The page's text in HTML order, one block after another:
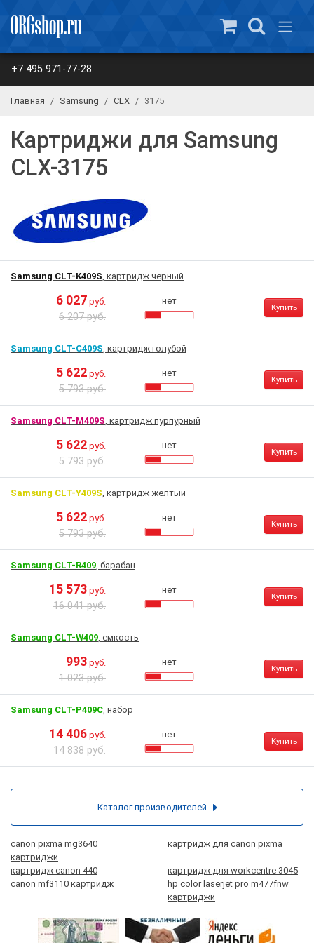
+7 495 971-77-28
Главная Samsung CLX 3175
Картриджи для Samsung
CLX-3175
Samsung CLT-K409S, картридж черный
6 027 руб.
6 207 руб.
нет
Купить
Samsung CLT-C409S, картридж голубой
5 622 руб.
5 793 руб.
нет
Купить
Samsung CLT-M409S, картридж пурпурный
5 622 руб.
5 793 руб.
нет
Купить
Samsung CLT-Y409S, картридж желтый
5 622 руб.
5 793 руб.
нет
Купить
Samsung CLT-R409, барабан
15 573 руб.
16 041 руб.
нет
Купить
Samsung CLT-W409, емкость
993 руб.
1 023 руб.
нет
Купить
Samsung CLT-P409C, набор
14 406 руб.
14 838 руб.
нет
Купить
canon pixma mg3640
картриджи
картридж для canon pixma
картридж canon 440
картридж для workcentre 3045
canon mf3110 картридж
hp color laserjet pro m477fnw
картриджи